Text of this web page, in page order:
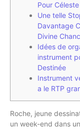
Pour
Une telle
Davantage
Divine
Idées de
instrument
Destinée
Instrument
a le RTP
Roche, jeune
un week-end dans